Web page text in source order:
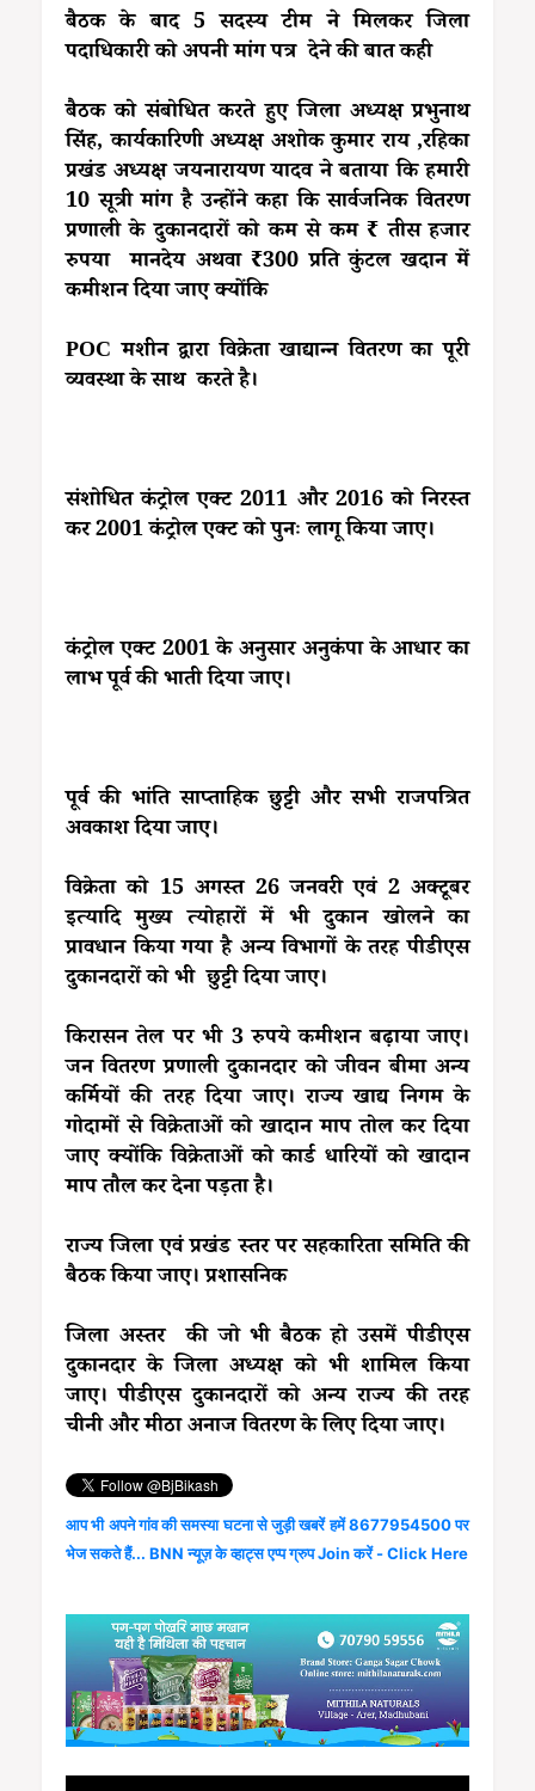
बैठक के बाद 5 सदस्य टीम ने मिलकर जिला
पदाधिकारी को अपनी मांग पत्र देने की बात कही
बैठक को संबोधित करते हुए जिला अध्यक्ष प्रभुनाथ
सिंह, कार्यकारिणी अध्यक्ष अशोक कुमार राय ,रहिका
प्रखंड अध्यक्ष जयनारायण यादव ने बताया कि हमारी
10 सूत्री मांग है उन्होंने कहा कि सार्वजनिक वितरण
प्रणाली के दुकानदारों को कम से कम ₹ तीस हजार
रुपया मानदेय अथवा ₹300 प्रति कुंटल खदान में
कमीशन दिया जाए क्योंकि
POC मशीन द्वारा विक्रेता खाद्यान्न वितरण का पूरी
व्यवस्था के साथ करते है।
संशोधित कंट्रोल एक्ट 2011 और 2016 को निरस्त
कर 2001 कंट्रोल एक्ट को पुनः लागू किया जाए।
कंट्रोल एक्ट 2001 के अनुसार अनुकंपा के आधार का
लाभ पूर्व की भाती दिया जाए।
पूर्व की भांति साप्ताहिक छुट्टी और सभी राजपत्रित
अवकाश दिया जाए।
विक्रेता को 15 अगस्त 26 जनवरी एवं 2 अक्टूबर
इत्यादि मुख्य त्योहारों में भी दुकान खोलने का
प्रावधान किया गया है अन्य विभागों के तरह पीडीएस
दुकानदारों को भी छुट्टी दिया जाए।
किरासन तेल पर भी 3 रुपये कमीशन बढ़ाया जाए।
जन वितरण प्रणाली दुकानदार को जीवन बीमा अन्य
कर्मियों की तरह दिया जाए। राज्य खाद्य निगम के
गोदामों से विक्रेताओं को खादान माप तोल कर दिया
जाए क्योंकि विक्रेताओं को कार्ड धारियों को खादान
माप तौल कर देना पड़ता है।
राज्य जिला एवं प्रखंड स्तर पर सहकारिता समिति की
बैठक किया जाए। प्रशासनिक
जिला अस्तर की जो भी बैठक हो उसमें पीडीएस
दुकानदार के जिला अध्यक्ष को भी शामिल किया
जाए। पीडीएस दुकानदारों को अन्य राज्य की तरह
चीनी और मीठा अनाज वितरण के लिए दिया जाए।
आप भी अपने गांव की समस्या घटना से जुड़ी खबरें हमें 8677954500 पर
भेज सकते हैं... BNN न्यूज़ के व्हाट्स एप्प ग्रुप Join करें - Click Here